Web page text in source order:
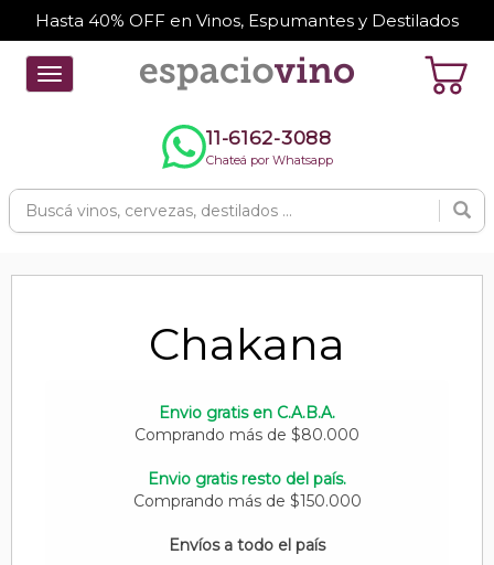
Hasta 40% OFF en Vinos, Espumantes y Destilados
Toggle
navigation
11-6162-3088
Chateá por Whatsapp
Chakana
Envio gratis en C.A.B.A.
Comprando más de $80.000
Envio gratis resto del país.
Comprando más de $150.000
Envíos a todo el país